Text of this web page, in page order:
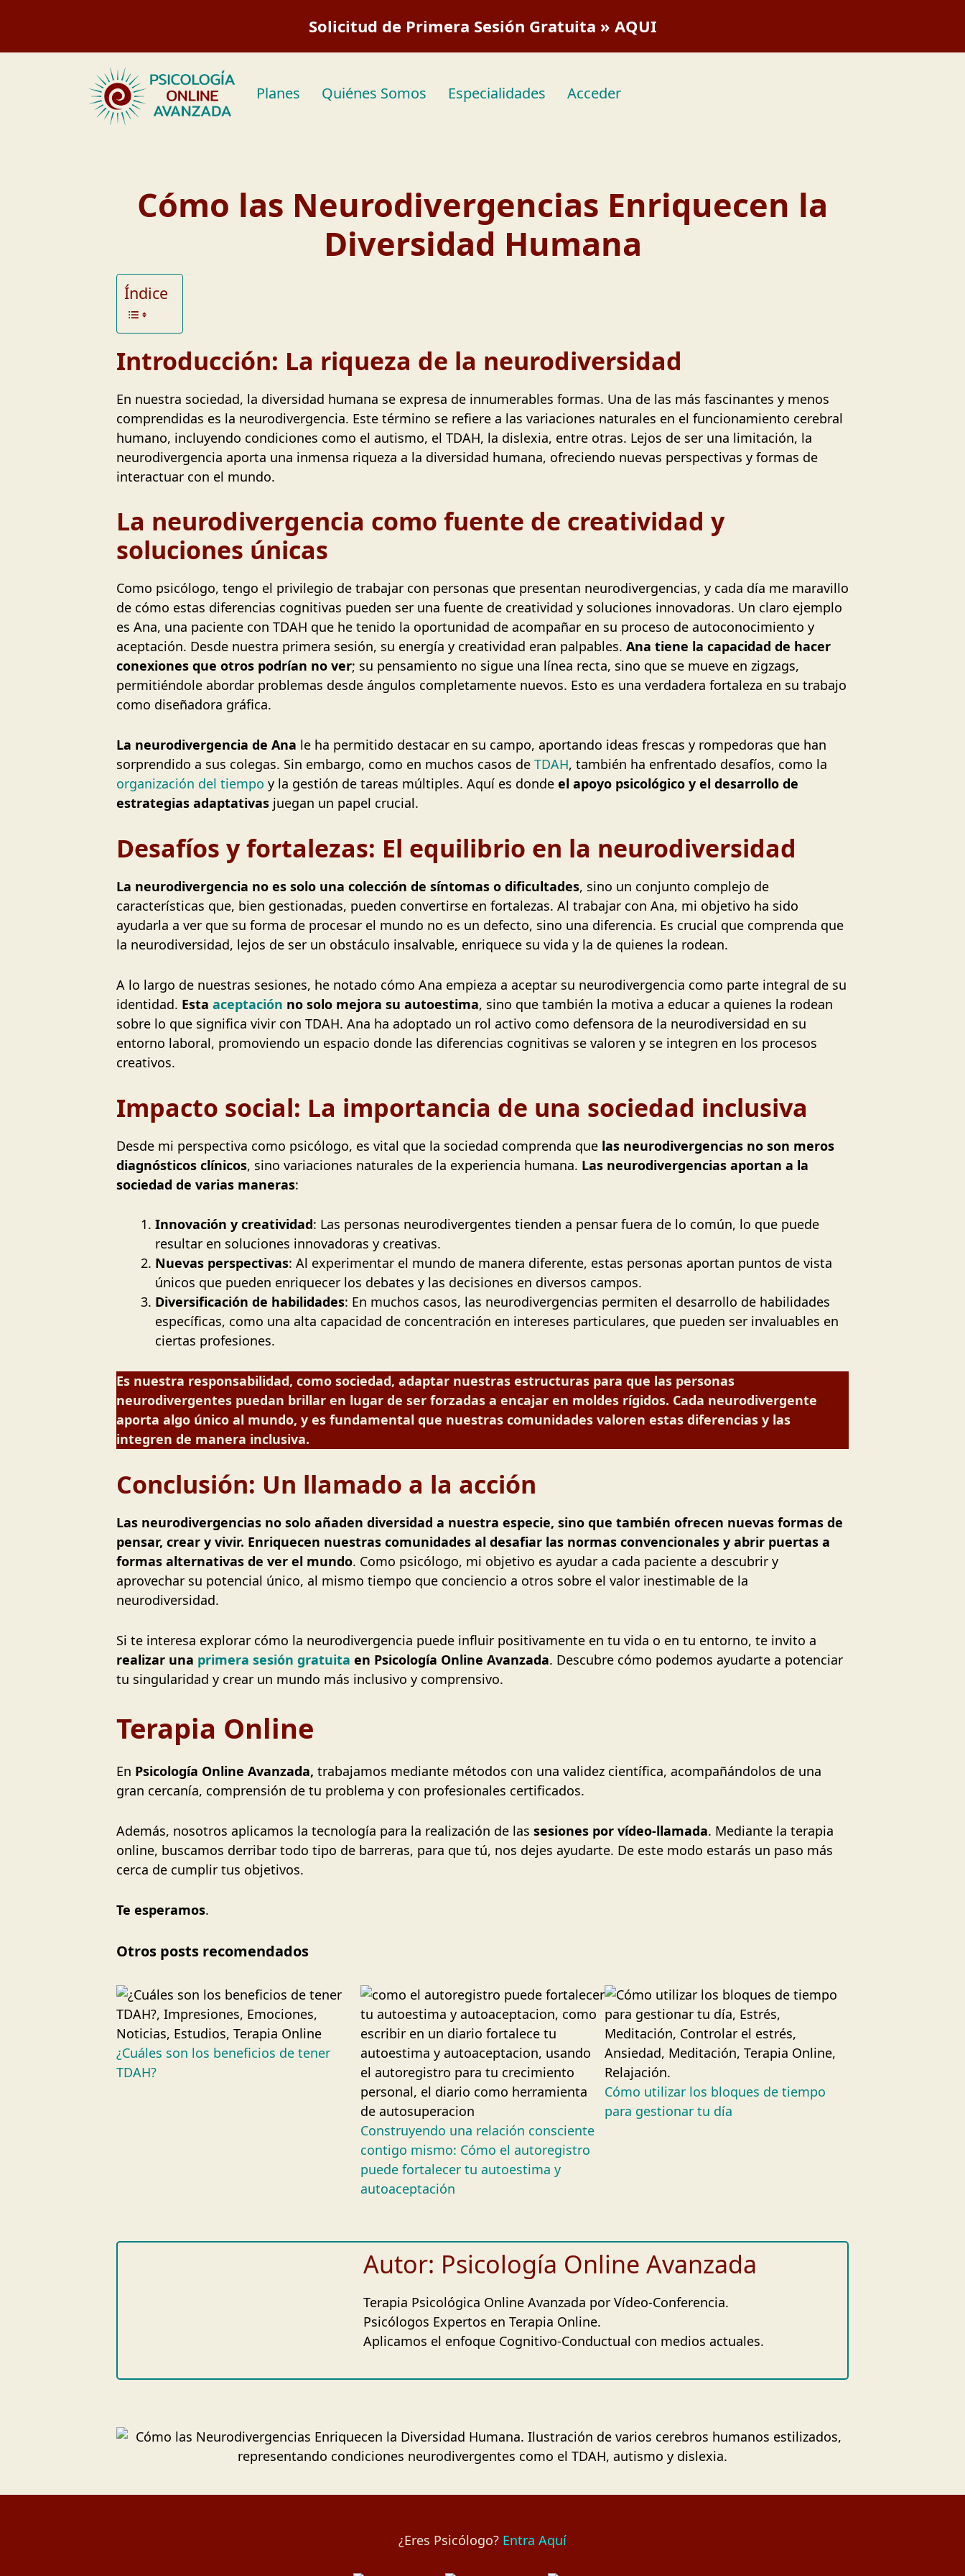
Solicitud de Primera Sesión Gratuita » AQUI
Planes Quiénes Somos Especialidades Acceder
Cómo las Neurodivergencias Enriquecen la
Diversidad Humana
Índice
Introducción: La riqueza de la neurodiversidad
En nuestra sociedad, la diversidad humana se expresa de innumerables formas. Una de las más fascinantes y menos
comprendidas es la neurodivergencia. Este término se refiere a las variaciones naturales en el funcionamiento cerebral
humano, incluyendo condiciones como el autismo, el TDAH, la dislexia, entre otras. Lejos de ser una limitación, la
neurodivergencia aporta una inmensa riqueza a la diversidad humana, ofreciendo nuevas perspectivas y formas de
interactuar con el mundo.
La neurodivergencia como fuente de creatividad y
soluciones únicas
Como psicólogo, tengo el privilegio de trabajar con personas que presentan neurodivergencias, y cada día me maravillo
de cómo estas diferencias cognitivas pueden ser una fuente de creatividad y soluciones innovadoras. Un claro ejemplo
es Ana, una paciente con TDAH que he tenido la oportunidad de acompañar en su proceso de autoconocimiento y
aceptación. Desde nuestra primera sesión, su energía y creatividad eran palpables. Ana tiene la capacidad de hacer
conexiones que otros podrían no ver; su pensamiento no sigue una línea recta, sino que se mueve en zigzags,
permitiéndole abordar problemas desde ángulos completamente nuevos. Esto es una verdadera fortaleza en su trabajo
como diseñadora gráfica.
La neurodivergencia de Ana le ha permitido destacar en su campo, aportando ideas frescas y rompedoras que han
sorprendido a sus colegas. Sin embargo, como en muchos casos de TDAH, también ha enfrentado desafíos, como la
organización del tiempo y la gestión de tareas múltiples. Aquí es donde el apoyo psicológico y el desarrollo de
estrategias adaptativas juegan un papel crucial.
Desafíos y fortalezas: El equilibrio en la neurodiversidad
La neurodivergencia no es solo una colección de síntomas o dificultades, sino un conjunto complejo de
características que, bien gestionadas, pueden convertirse en fortalezas. Al trabajar con Ana, mi objetivo ha sido
ayudarla a ver que su forma de procesar el mundo no es un defecto, sino una diferencia. Es crucial que comprenda que
la neurodiversidad, lejos de ser un obstáculo insalvable, enriquece su vida y la de quienes la rodean.
A lo largo de nuestras sesiones, he notado cómo Ana empieza a aceptar su neurodivergencia como parte integral de su
identidad. Esta aceptación no solo mejora su autoestima, sino que también la motiva a educar a quienes la rodean
sobre lo que significa vivir con TDAH. Ana ha adoptado un rol activo como defensora de la neurodiversidad en su
entorno laboral, promoviendo un espacio donde las diferencias cognitivas se valoren y se integren en los procesos
creativos.
Impacto social: La importancia de una sociedad inclusiva
Desde mi perspectiva como psicólogo, es vital que la sociedad comprenda que las neurodivergencias no son meros
diagnósticos clínicos, sino variaciones naturales de la experiencia humana. Las neurodivergencias aportan a la
sociedad de varias maneras:
Innovación y creatividad: Las personas neurodivergentes tienden a pensar fuera de lo común, lo que puede
resultar en soluciones innovadoras y creativas.
Nuevas perspectivas: Al experimentar el mundo de manera diferente, estas personas aportan puntos de vista
únicos que pueden enriquecer los debates y las decisiones en diversos campos.
Diversificación de habilidades: En muchos casos, las neurodivergencias permiten el desarrollo de habilidades
específicas, como una alta capacidad de concentración en intereses particulares, que pueden ser invaluables en
ciertas profesiones.
Es nuestra responsabilidad, como sociedad, adaptar nuestras estructuras para que las personas
neurodivergentes puedan brillar en lugar de ser forzadas a encajar en moldes rígidos. Cada neurodivergente
aporta algo único al mundo, y es fundamental que nuestras comunidades valoren estas diferencias y las
integren de manera inclusiva.
Conclusión: Un llamado a la acción
Las neurodivergencias no solo añaden diversidad a nuestra especie, sino que también ofrecen nuevas formas de
pensar, crear y vivir. Enriquecen nuestras comunidades al desafiar las normas convencionales y abrir puertas a
formas alternativas de ver el mundo. Como psicólogo, mi objetivo es ayudar a cada paciente a descubrir y
aprovechar su potencial único, al mismo tiempo que conciencio a otros sobre el valor inestimable de la
neurodiversidad.
Si te interesa explorar cómo la neurodivergencia puede influir positivamente en tu vida o en tu entorno, te invito a
realizar una primera sesión gratuita en Psicología Online Avanzada. Descubre cómo podemos ayudarte a potenciar
tu singularidad y crear un mundo más inclusivo y comprensivo.
Terapia Online
En Psicología Online Avanzada, trabajamos mediante métodos con una validez científica, acompañándolos de una
gran cercanía, comprensión de tu problema y con profesionales certificados.
Además, nosotros aplicamos la tecnología para la realización de las sesiones por vídeo-llamada. Mediante la terapia
online, buscamos derribar todo tipo de barreras, para que tú, nos dejes ayudarte. De este modo estarás un paso más
cerca de cumplir tus objetivos.
Te esperamos.
Otros posts recomendados
¿Cuáles son los beneficios de tener
TDAH?
Construyendo una relación consciente
contigo mismo: Cómo el autoregistro
puede fortalecer tu autoestima y
autoaceptación
Cómo utilizar los bloques de tiempo
para gestionar tu día
Autor: Psicología Online Avanzada
Terapia Psicológica Online Avanzada por Vídeo-Conferencia.
Psicólogos Expertos en Terapia Online.
Aplicamos el enfoque Cognitivo-Conductual con medios actuales.
¿Eres Psicólogo? Entra Aquí